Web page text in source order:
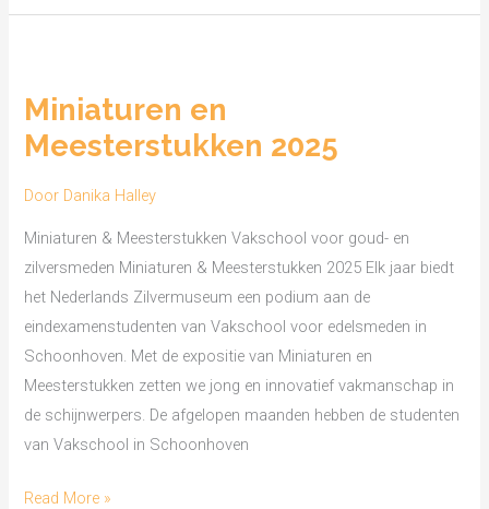
Miniaturen en
Meesterstukken 2025
Door Danika Halley
Miniaturen & Meesterstukken Vakschool voor goud- en
zilversmeden Miniaturen & Meesterstukken 2025 Elk jaar biedt
het Nederlands Zilvermuseum een podium aan de
eindexamenstudenten van Vakschool voor edelsmeden in
Schoonhoven. Met de expositie van Miniaturen en
Meesterstukken zetten we jong en innovatief vakmanschap in
de schijnwerpers. De afgelopen maanden hebben de studenten
van Vakschool in Schoonhoven
Meesterstukken
2025
Read More »